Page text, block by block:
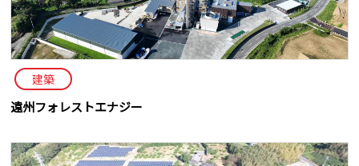
建築
遠州フォレストエナジー